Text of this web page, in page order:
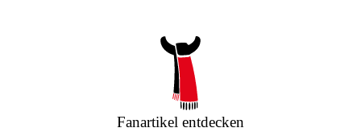
Fanartikel entdecken